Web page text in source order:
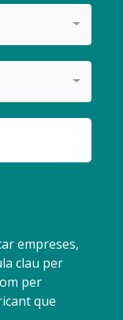
empreses,
clau per
per
que